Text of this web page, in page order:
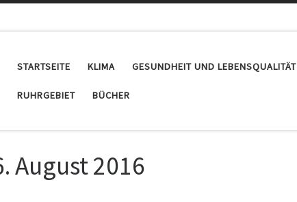
STARTSEITE KLIMA GESUNDHEIT UND LEBENSQUALITÄT
RUHRGEBIET BÜCHER
August 2016